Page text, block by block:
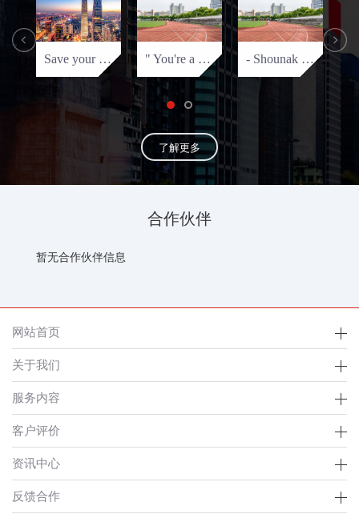
Save your time " You're a gem! - Shounak Taraf
了解更多
合作伙伴
暂无合作伙伴信息
网站首页
关于我们
服务内容
客户评价
资讯中心
反馈合作